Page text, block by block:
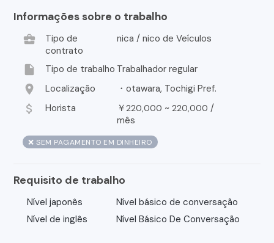
Informações sobre o trabalho
business_center
Tipo de
contrato
nica / nico de Veículos
insert_drive_file Tipo de trabalho Trabalhador regular
location_on Localização ・otawara, Tochigi Pref.
attach_money Horista ￥220,000 ~ 220,000 /
mês
❌ SEM PAGAMENTO EM DINHEIRO
Requisito de trabalho
Nível japonês
Nível básico de conversação
Nível de inglês
Nível Básico De Conversação